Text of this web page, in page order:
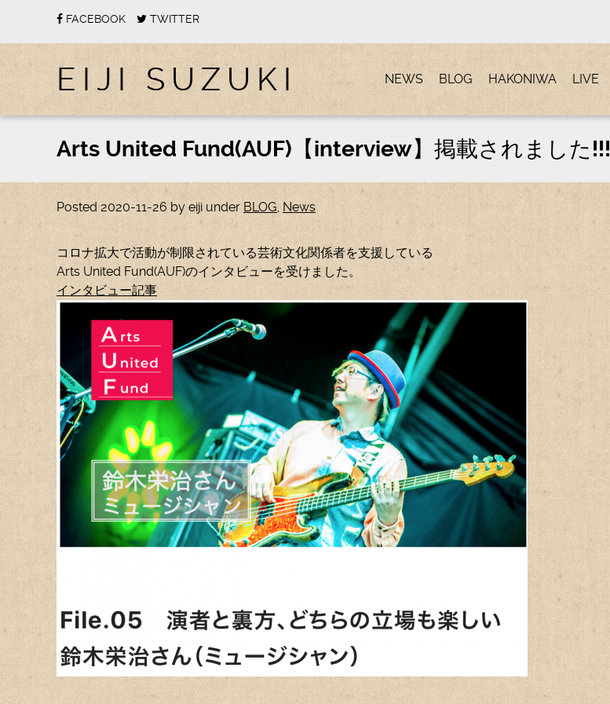
FACEBOOK TWITTER
EIJI SUZUKI NEWS BLOG HAKONIWA LIVE
Arts United Fund(AUF)【interview】掲載されました!!!
Posted 2020-11-26 by eiji under BLOG, News
コロナ拡大で活動が制限されている芸術文化関係者を支援している
Arts United Fund(AUF)のインタビューを受けました。
インタビュー記事